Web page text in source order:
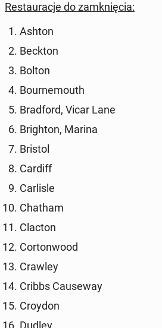
Re­stau­ra­cje do za­mknię­cia:
Ashton
Beckton
Bolton
Bo­ur­ne­mo­uth
Brad­ford, Vicar Lane
Bri­gh­ton, Marina
Bristol
Cardiff
Car­li­sle
Chatham
Clacton
Cor­ton­wo­od
Crawley
Cribbs Cau­se­way
Croydon